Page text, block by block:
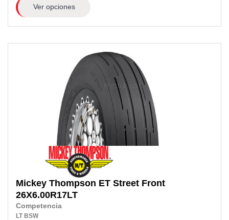
Ver opciones
Mickey Thompson ET Street Front
26X6.00R17LT
Competencia
LT BSW